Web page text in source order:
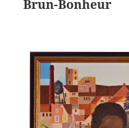
Brun-Bonheur